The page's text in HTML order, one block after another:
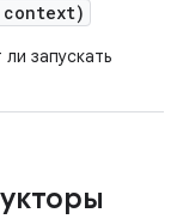
context)
запускать